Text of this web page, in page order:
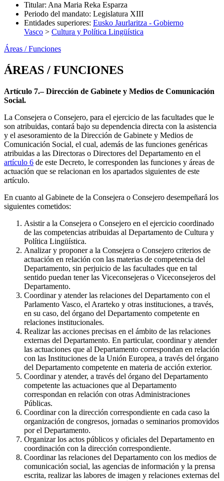
Titular: Ana Maria Reka Esparza
Periodo del mandato: Legislatura XIII
Entidades superiores: Eusko Jaurlaritza - Gobierno
Vasco > Cultura y Política Lingüística
Áreas / Funciones
ÁREAS / FUNCIONES
Artículo 7.– Dirección de Gabinete y Medios de Comunicación
Social.
La Consejera o Consejero, para el ejercicio de las facultades que le
son atribuidas, contará bajo su dependencia directa con la asistencia
y el asesoramiento de la Dirección de Gabinete y Medios de
Comunicación Social, el cual, además de las funciones genéricas
atribuidas a las Directoras o Directores del Departamento en el
artículo 6 de este Decreto, le corresponden las funciones y áreas de
actuación que se relacionan en los apartados siguientes de este
artículo.
En cuanto al Gabinete de la Consejera o Consejero desempeñará los
siguientes cometidos:
Asistir a la Consejera o Consejero en el ejercicio coordinado
de las competencias atribuidas al Departamento de Cultura y
Política Lingüística.
Analizar y proponer a la Consejera o Consejero criterios de
actuación en relación con las materias de competencia del
Departamento, sin perjuicio de las facultades que en tal
sentido puedan tener las Viceconsejeras o Viceconsejeros del
Departamento.
Coordinar y atender las relaciones del Departamento con el
Parlamento Vasco, el Ararteko y otras instituciones, a través,
en su caso, del órgano del Departamento competente en
relaciones institucionales.
Realizar las acciones precisas en el ámbito de las relaciones
externas del Departamento. En particular, coordinar y atender
las actuaciones que al Departamento correspondan en relación
con las Instituciones de la Unión Europea, a través del órgano
del Departamento competente en materia de acción exterior.
Coordinar y atender, a través del órgano del Departamento
competente las actuaciones que al Departamento
correspondan en relación con otras Administraciones
Públicas.
Coordinar con la dirección correspondiente en cada caso la
organización de congresos, jornadas o seminarios promovidos
por el Departamento.
Organizar los actos públicos y oficiales del Departamento en
coordinación con la dirección correspondiente.
Coordinar las relaciones del Departamento con los medios de
comunicación social, las agencias de información y la prensa
escrita, realizar las labores de imagen y relaciones externas del